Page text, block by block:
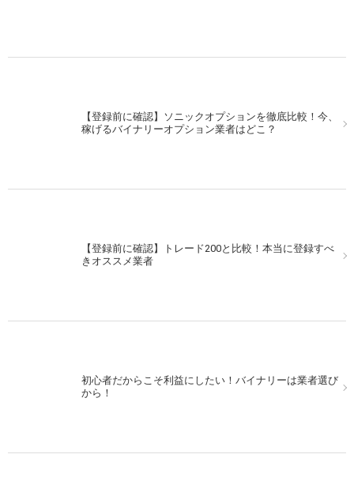
【登録前に確認】ソニックオプションを徹底比較！今、
稼げるバイナリーオプション業者はどこ？
【登録前に確認】トレード200と比較！本当に登録すべ
きオススメ業者
初心者だからこそ利益にしたい！バイナリーは業者選び
から！